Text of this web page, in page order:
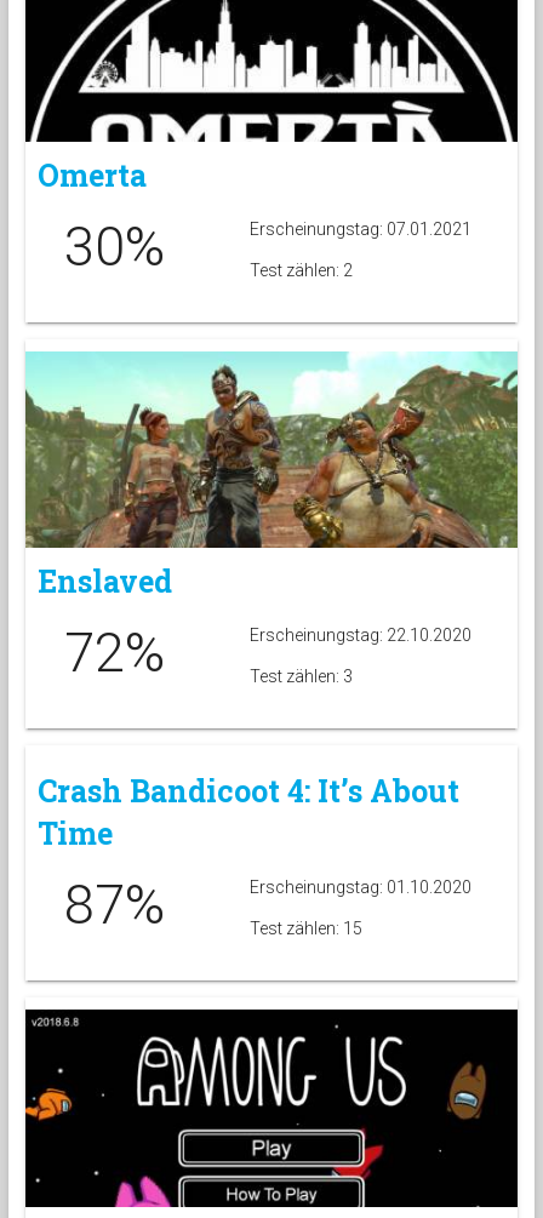
Omerta
30% Erscheinungstag: 07.01.2021
Test zählen: 2
Enslaved
72% Erscheinungstag: 22.10.2020
Test zählen: 3
Crash Bandicoot 4: It’s About
Time
87% Erscheinungstag: 01.10.2020
Test zählen: 15